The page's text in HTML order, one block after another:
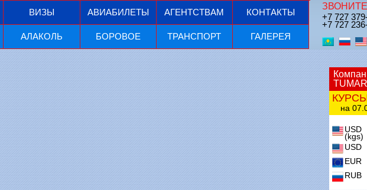
ВИЗЫ АВИАБИЛЕТЫ АГЕНТСТВАМ КОНТАКТЫ
АЛАКОЛЬ БОРОВОЕ ТРАНСПОРТ ГАЛЕРЕЯ
+7 727
+7 727
на
USD
(kgs)
USD
EUR
RUB